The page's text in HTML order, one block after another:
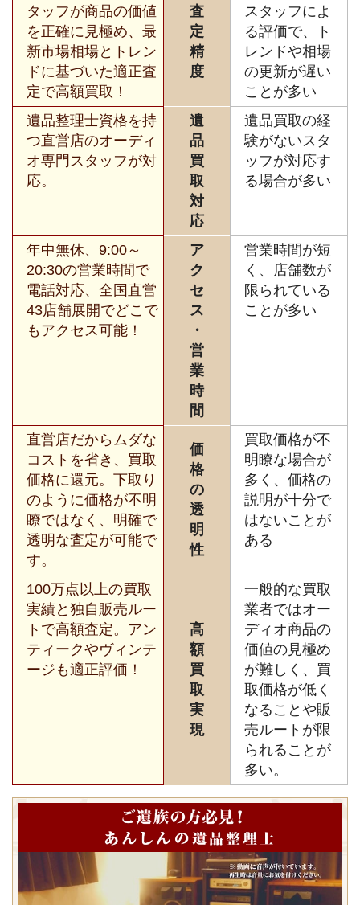
タッフが商品の価値
を正確に見極め、最
新市場相場とトレン
ドに基づいた適正査
定で高額買取！
査
定
精
度
スタッフによ
る評価で、ト
レンドや相場
の更新が遅い
ことが多い
遺品整理士資格を持
つ直営店のオーディ
オ専門スタッフが対
応。
遺
品
買
取
対
応
遺品買取の経
験がないスタ
ッフが対応す
る場合が多い
年中無休、9:00～
20:30の営業時間で
電話対応、全国直営
43店舗展開でどこで
もアクセス可能！
ア
ク
セ
ス
・
営
業
時
間
営業時間が短
く、店舗数が
限られている
ことが多い
直営店だからムダな
コストを省き、買取
価格に還元。下取り
のように価格が不明
瞭ではなく、明確で
透明な査定が可能で
す。
価
格
の
透
明
性
買取価格が不
明瞭な場合が
多く、価格の
説明が十分で
はないことが
ある
100万点以上の買取
実績と独自販売ルー
トで高額査定。アン
ティークやヴィンテ
ージも適正評価！
高
額
買
取
実
現
一般的な買取
業者ではオー
ディオ商品の
価値の見極め
が難しく、買
取価格が低く
なることや販
売ルートが限
られることが
多い。